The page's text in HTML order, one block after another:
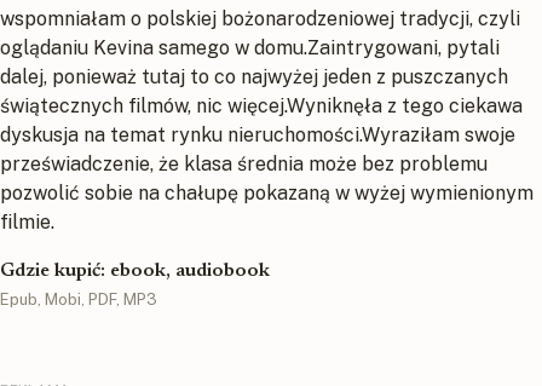
wspomniałam o polskiej bożonarodzeniowej tradycji, czyli
oglądaniu Kevina samego w domu.Zaintrygowani, pytali
dalej, ponieważ tutaj to co najwyżej jeden z puszczanych
świątecznych filmów, nic więcej.Wyniknęła z tego ciekawa
dyskusja na temat rynku nieruchomości.Wyraziłam swoje
przeświadczenie, że klasa średnia może bez problemu
pozwolić sobie na chałupę pokazaną w wyżej wymienionym
filmie.
Gdzie kupić: ebook, audiobook
Epub, Mobi, PDF, MP3